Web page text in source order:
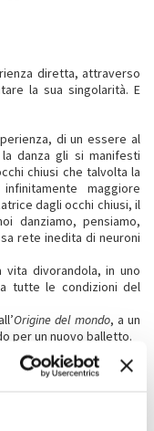
diretta, attraverso
la sua singolarità. E
di un essere al
danza gli si manifesti
chiusi che talvolta la
maggiore
dagli occhi chiusi, il
danziamo, pensiamo,
rete inedita di neuroni
divorandola, in uno
tutte le condizioni del
Origine del mondo, a un
per un nuovo balletto.
dove ho deciso di